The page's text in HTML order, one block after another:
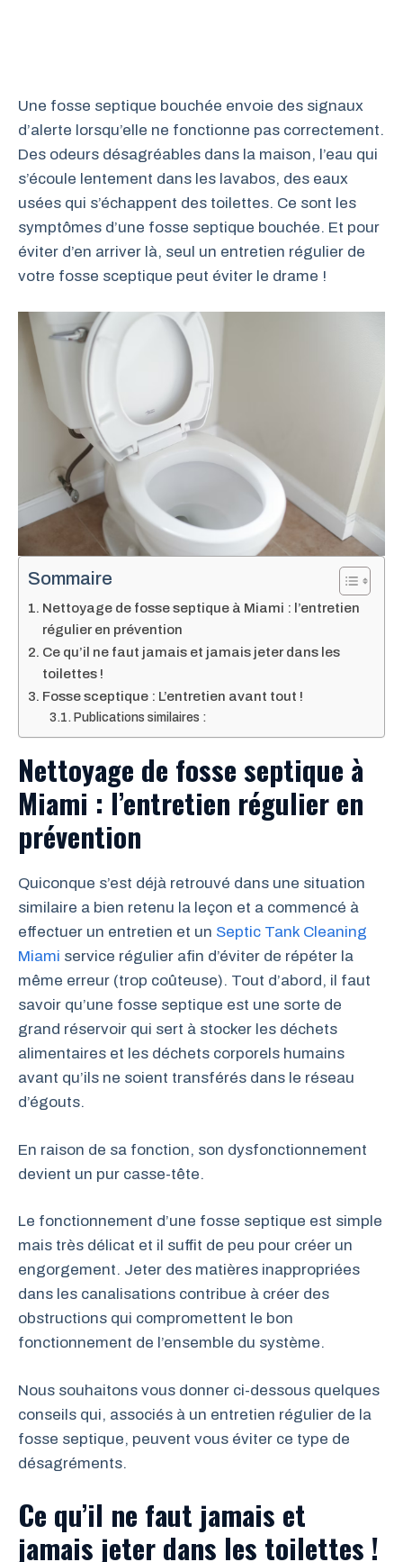
Une fosse septique bouchée envoie des signaux
d’alerte lorsqu’elle ne fonctionne pas correctement.
Des odeurs désagréables dans la maison, l’eau qui
s’écoule lentement dans les lavabos, des eaux
usées qui s’échappent des toilettes. Ce sont les
symptômes d’une fosse septique bouchée. Et pour
éviter d’en arriver là, seul un entretien régulier de
votre fosse sceptique peut éviter le drame !
Sommaire
Nettoyage de fosse septique à Miami : l’entretien
régulier en prévention
Ce qu’il ne faut jamais et jamais jeter dans les
toilettes !
Fosse sceptique : L’entretien avant tout !
Publications similaires :
Nettoyage de fosse septique à
Miami : l’entretien régulier en
prévention
Quiconque s’est déjà retrouvé dans une situation
similaire a bien retenu la leçon et a commencé à
effectuer un entretien et un Septic Tank Cleaning
Miami service régulier afin d’éviter de répéter la
même erreur (trop coûteuse). Tout d’abord, il faut
savoir qu’une fosse septique est une sorte de
grand réservoir qui sert à stocker les déchets
alimentaires et les déchets corporels humains
avant qu’ils ne soient transférés dans le réseau
d’égouts.
En raison de sa fonction, son dysfonctionnement
devient un pur casse-tête.
Le fonctionnement d’une fosse septique est simple
mais très délicat et il suffit de peu pour créer un
engorgement. Jeter des matières inappropriées
dans les canalisations contribue à créer des
obstructions qui compromettent le bon
fonctionnement de l’ensemble du système.
Nous souhaitons vous donner ci-dessous quelques
conseils qui, associés à un entretien régulier de la
fosse septique, peuvent vous éviter ce type de
désagréments.
Ce qu’il ne faut jamais et
jamais jeter dans les toilettes !